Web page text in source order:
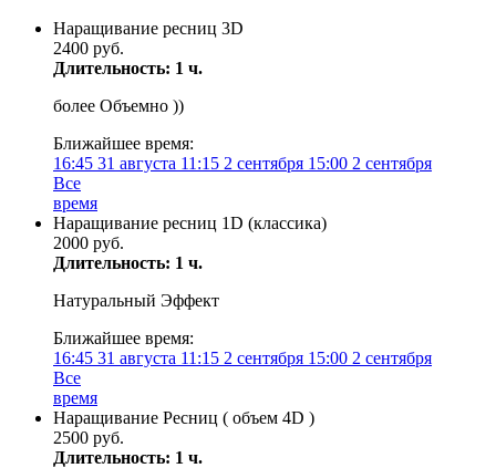
Наращивание ресниц 3D
2400 руб.
Длительность: 1 ч.
более Объемно ))
Ближайшее время:
16:45 31 августа 11:15 2 сентября 15:00 2 сентября
Все
время
Наращивание ресниц 1D (классика)
2000 руб.
Длительность: 1 ч.
Натуральный Эффект
Ближайшее время:
16:45 31 августа 11:15 2 сентября 15:00 2 сентября
Все
время
Наращивание Ресниц ( объем 4D )
2500 руб.
Длительность: 1 ч.